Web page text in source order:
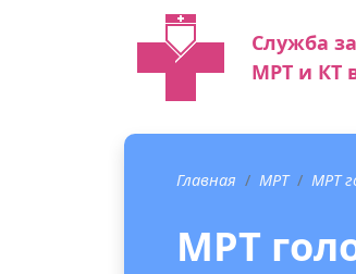
Служба
МРТ и КТ
Главная МРТ МРТ
МРТ